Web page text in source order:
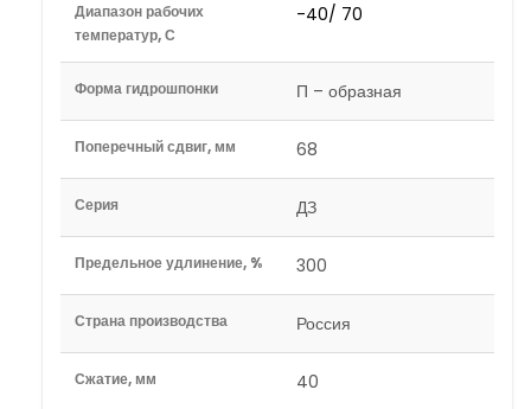
Диапазон рабочих
температур, С
-40/ 70
Форма гидрошпонки П – образная
Поперечный сдвиг, мм 68
Серия ДЗ
Предельное удлинение, % 300
Страна производства Россия
Сжатие, мм 40